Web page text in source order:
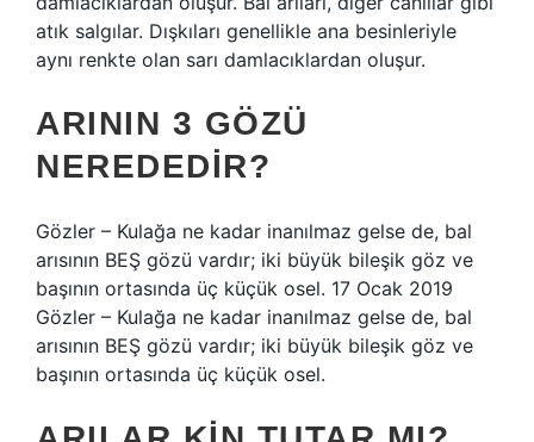
atık salgılar. Dışkıları genellikle ana besinleriyle
aynı renkte olan sarı damlacıklardan oluşur.
ARININ 3 GÖZÜ
NEREDEDIR?
Gözler – Kulağa ne kadar inanılmaz gelse de, bal
arısının BEŞ gözü vardır; iki büyük bileşik göz ve
başının ortasında üç küçük osel. 17 Ocak 2019
Gözler – Kulağa ne kadar inanılmaz gelse de, bal
arısının BEŞ gözü vardır; iki büyük bileşik göz ve
başının ortasında üç küçük osel.